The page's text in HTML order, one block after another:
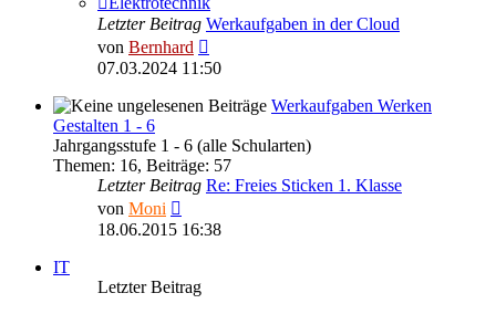
Letzter Beitrag Werkaufgaben in der Cloud
von Bernhard
Beitrag
07.03.2024 11:50
Werkaufgaben Werken
Gestalten 1 - 6
Jahrgangsstufe 1 - 6 (alle Schularten)
Themen: 16, Beiträge: 57
Letzter Beitrag Re: Freies Sticken 1. Klasse
von Moni
Beitrag
18.06.2015 16:38
IT
Letzter Beitrag